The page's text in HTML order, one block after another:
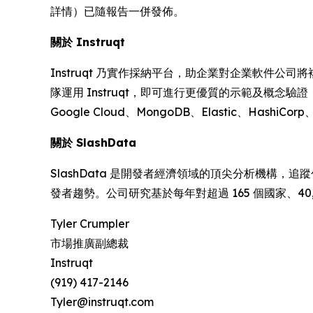
詳情）已隨報告一併發佈。
關於 Instruqt
Instruqt 乃實作採納平台，助企業對企業軟件公司
隊運用 Instruqt，即可進行更優質的示範及概念驗
Google Cloud、MongoDB、Elastic、HashiCorp
關於 SlashData
SlashData 是開發者經濟領域的頂尖分析機構，追
發者趨勢。公司研究基於每年對超過 165 個國家、
Tyler Crumpler
市場推廣副總裁
Instruqt
(919) 417-2146
Tyler@instruqt.com